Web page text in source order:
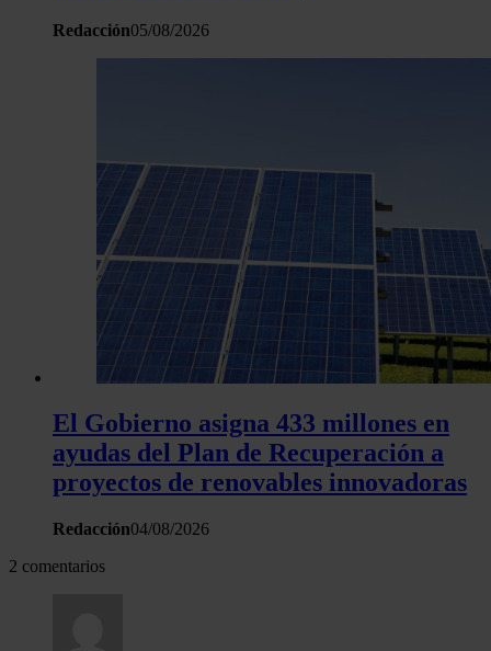
Redacción05/08/2026
El Gobierno asigna 433 millones en
ayudas del Plan de Recuperación a
proyectos de renovables innovadoras
Redacción04/08/2026
2 comentarios